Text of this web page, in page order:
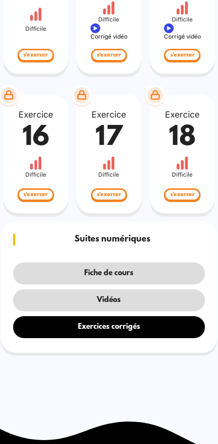
Difficile
s'exercer
Difficile
Corrigé vidéo
s'exercer
Difficile
Corrigé vidéo
s'exercer
Exercice
16
Difficile
s'exercer
Exercice
17
Difficile
s'exercer
Exercice
18
Difficile
s'exercer
Suites numériques
Fiche de cours
Vidéos
Exercices corrigés